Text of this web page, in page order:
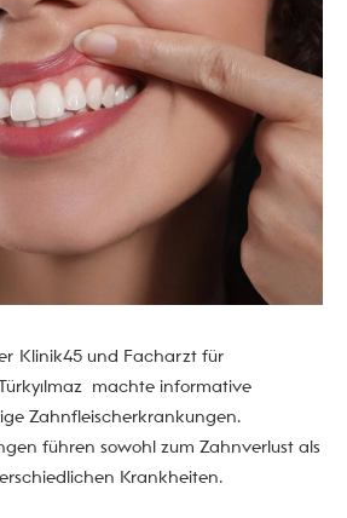
Klinik45 und Facharzt für
machte informative
Zahnfleischerkrankungen.
führen sowohl zum Zahnverlust als
Krankheiten.